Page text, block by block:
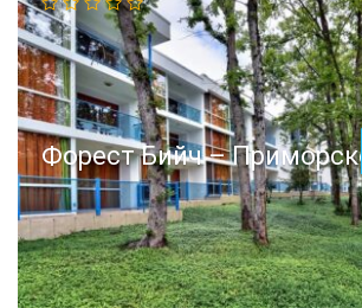
Форест Бийч – Приморско